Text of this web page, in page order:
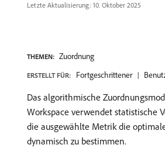
Letzte Aktualisierung: 10. Oktober 2025
THEMEN: Zuordnung
ERSTELLT FÜR: Fortgeschrittener
Das algorithmische
Workspace verwendet statistische
die ausgewählte Metrik die
dynamisch zu bestimmen.